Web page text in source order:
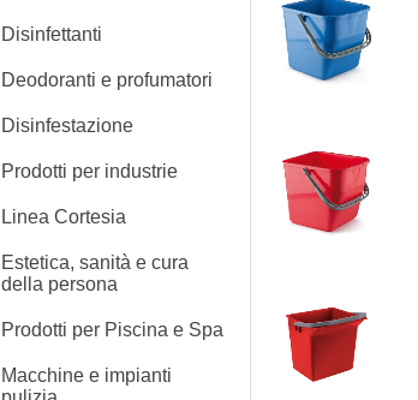
Disinfettanti
Deodoranti e profumatori
Disinfestazione
Prodotti per industrie
Linea Cortesia
Estetica, sanità e cura
della persona
Prodotti per Piscina e Spa
Macchine e impianti